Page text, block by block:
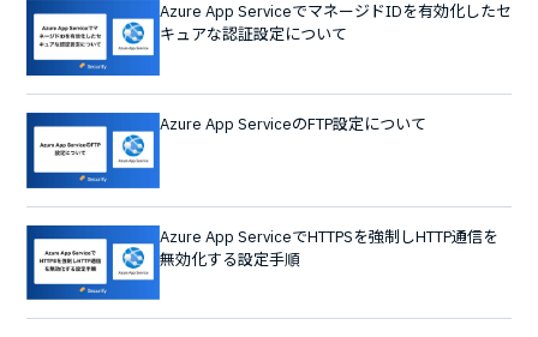
Azure App ServiceでマネージドIDを有効化したセ
キュアな認証設定について
Azure App ServiceのFTP設定について
Azure App ServiceでHTTPSを強制しHTTP通信を
無効化する設定手順